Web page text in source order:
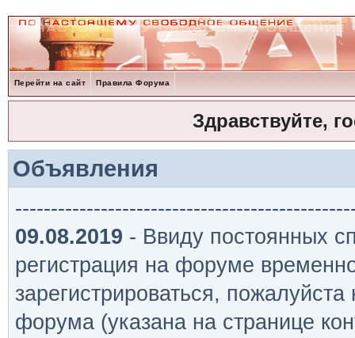
Перейти на сайт Правила Форума
Здравствуйте,
Объявления
09.08.2019 - Ввиду постоянных
регистрация на форуме
зарегистрироваться,
форума (указана на странице